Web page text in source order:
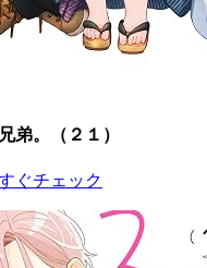
弟。（２１）
ぐチェック